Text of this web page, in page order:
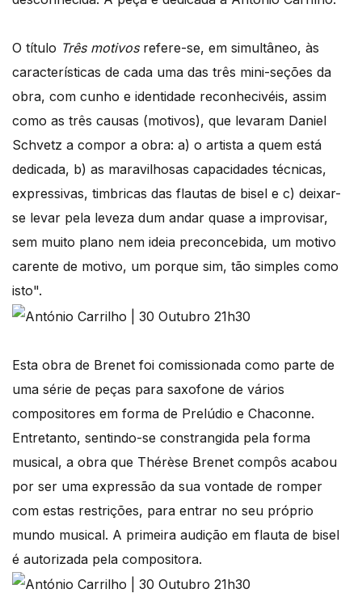
O título Três motivosrefere-se, em simultâneo, às
características de cada uma das três mini-seções da
obra, com cunho e identidade reconhecivéis, assim
como as três causas (motivos), que levaram Daniel
Schvetz a compor a obra: a) o artista a quem está
dedicada, b) as maravilhosas capacidades técnicas,
expressivas, timbricas das flautas de bisel e c) deixar-
se levar pela leveza dum andar quase a improvisar,
sem muito plano nem ideia preconcebida, um motivo
carente de motivo, um porque sim, tão simples como
isto".
Esta obra de Brenet foi comissionada como parte de
uma série de peças para saxofone de vários
compositores em forma de Prelúdio e Chaconne.
Entretanto, sentindo-se constrangida pela forma
musical, a obra que Thérèse Brenet compôs acabou
por ser uma expressão da sua vontade de romper
com estas restrições, para entrar no seu próprio
mundo musical. A primeira audição em flauta de bisel
é autorizada pela compositora.